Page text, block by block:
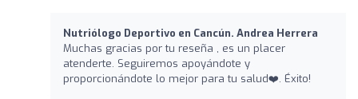
Nutriólogo Deportivo en Cancún. Andrea Herrera
Muchas gracias por tu reseña , es un placer
atenderte. Seguiremos apoyándote y
proporcionándote lo mejor para tu salud❤️‍. Éxito!